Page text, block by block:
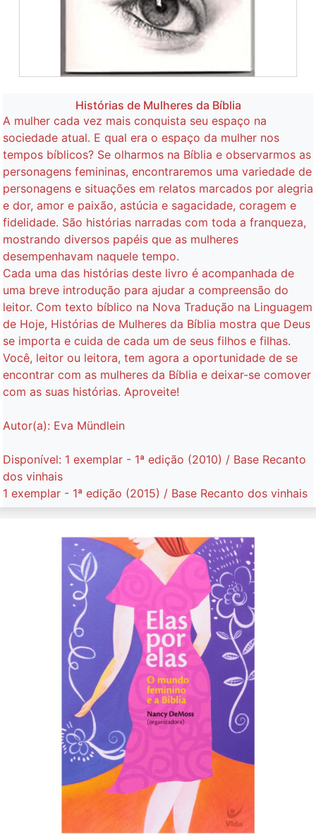
Histórias de Mulheres da Bíblia
A mulher cada vez mais conquista seu espaço na
sociedade atual. E qual era o espaço da mulher nos
tempos bíblicos? Se olharmos na Bíblia e observarmos as
personagens femininas, encontraremos uma variedade de
personagens e situações em relatos marcados por alegria
e dor, amor e paixão, astúcia e sagacidade, coragem e
fidelidade. São histórias narradas com toda a franqueza,
mostrando diversos papéis que as mulheres
desempenhavam naquele tempo.
Cada uma das histórias deste livro é acompanhada de
uma breve introdução para ajudar a compreensão do
leitor. Com texto bíblico na Nova Tradução na Linguagem
de Hoje, Histórias de Mulheres da Bíblia mostra que Deus
se importa e cuida de cada um de seus filhos e filhas.
Você, leitor ou leitora, tem agora a oportunidade de se
encontrar com as mulheres da Bíblia e deixar-se comover
com as suas histórias. Aproveite!
Autor(a): Eva Mündlein
Disponível: 1 exemplar - 1ª edição (2010) / Base Recanto
dos vinhais
1 exemplar - 1ª edição (2015) / Base Recanto dos vinhais